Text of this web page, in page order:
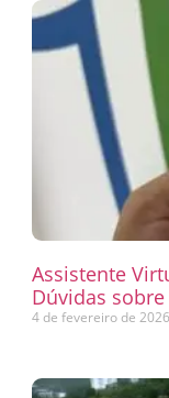
Assistente
Dúvidas
4 de fevereiro de 2026